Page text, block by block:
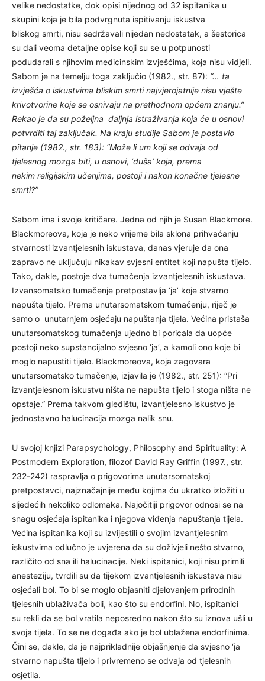
velike nedostatke, dok opisi nijednog od 32 ispitanika u
skupini koja je bila podvrgnuta ispitivanju iskustva
bliskog smrti, nisu sadržavali nijedan nedostatak, a šestorica
su dali veoma detaljne opise koji su se u potpunosti
podudarali s njihovim medicinskim izvješćima, koja nisu vidjeli.
Sabom je na temelju toga zaključio (1982., str. 87): “… ta
izvješća o iskustvima bliskim smrti najvjerojatnije nisu vješte
krivotvorine koje se osnivaju na prethodnom općem znanju.”
Rekao je da su poželjna daljnja istraživanja koja će u osnovi
potvrditi taj zaključak. Na kraju studije Sabom je postavio
pitanje (1982., str. 183): “Može li um koji se odvaja od
tjelesnog mozga biti, u osnovi, ‘duša’ koja, prema
nekim religijskim učenjima, postoji i nakon konačne tjelesne
smrti?”
Sabom ima i svoje kritičare. Jedna od njih je Susan Blackmore.
Blackmoreova, koja je neko vrijeme bila sklona prihvaćanju
stvarnosti izvantjelesnih iskustava, danas vjeruje da ona
zapravo ne uključuju nikakav svjesni entitet koji napušta tijelo.
Tako, dakle, postoje dva tumačenja izvantjelesnih iskustava.
Izvansomatsko tumačenje pretpostavlja ‘ja’ koje stvarno
napušta tijelo. Prema unutarsomatskom tumačenju, riječ je
samo o unutarnjem osjećaju napuštanja tijela. Većina pristaša
unutarsomatskog tumačenja ujedno bi poricala da uopće
postoji neko supstancijalno svjesno ‘ja’, a kamoli ono koje bi
moglo napustiti tijelo. Blackmoreova, koja zagovara
unutarsomatsko tumačenje, izjavila je (1982., str. 251): “Pri
izvantjelesnom iskustvu ništa ne napušta tijelo i stoga ništa ne
opstaje.” Prema takvom gledištu, izvantjelesno iskustvo je
jednostavno halucinacija mozga nalik snu.
U svojoj knjizi Parapsychology, Philosophy and Spirituality: A
Postmodern Exploration, filozof David Ray Griffin (1997., str.
232-242) raspravlja o prigovorima unutarsomatskoj
pretpostavci, najznačajnije među kojima ću ukratko izložiti u
sljedećih nekoliko odlomaka. Najočitiji prigovor odnosi se na
snagu osjećaja ispitanika i njegova viđenja napuštanja tijela.
Većina ispitanika koji su izvijestili o svojim izvantjelesnim
iskustvima odlučno je uvjerena da su doživjeli nešto stvarno,
različito od sna ili halucinacije. Neki ispitanici, koji nisu primili
anesteziju, tvrdili su da tijekom izvantjelesnih iskustava nisu
osjećali bol. To bi se moglo objasniti djelovanjem prirodnih
tjelesnih ublaživača boli, kao što su endorfini. No, ispitanici
su rekli da se bol vratila neposredno nakon što su iznova ušli u
svoja tijela. To se ne događa ako je bol ublažena endorfinima.
Čini se, dakle, da je najprikladnije objašnjenje da svjesno ‘ja
stvarno napušta tijelo i privremeno se odvaja od tjelesnih
osjetila.